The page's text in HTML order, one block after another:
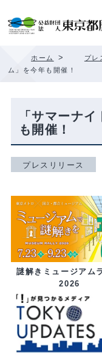
ホーム > プレ
ム」を今年も開催！
「サマーナ
も開催！
プレスリリース
謎解きミュージアム
2026